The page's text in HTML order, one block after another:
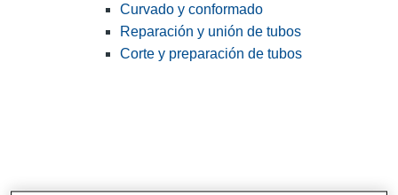
Curvado y conformado
Reparación y unión de tubos
Corte y preparación de tubos